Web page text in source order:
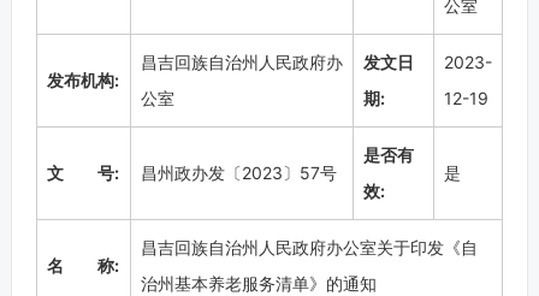
公室
发布机构:
昌吉回族自治州人民政府办
公室
发文日
期:
2023-
12-19
文 号: 昌州政办发〔2023〕57号
是否有
效:
是
名 称:
昌吉回族自治州人民政府办公室关于印发《自
治州基本养老服务清单》的通知